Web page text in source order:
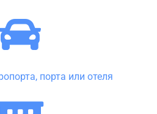
порта или отеля